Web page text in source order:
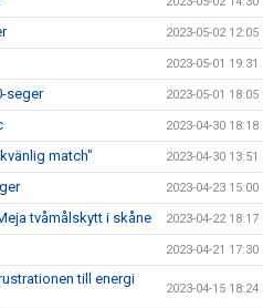
2023-05-02 12:05
2023-05-01 19:31
seger 2023-05-01 18:05
2023-04-30 18:18
match" 2023-04-30 13:51
2023-04-23 15:00
tvåmålskytt i skåne 2023-04-22 18:17
2023-04-21 17:30
till energi
2023-04-15 18:24